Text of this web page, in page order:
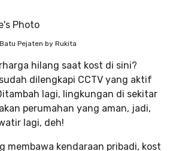
Pejaten by Rukita
hilang saat kost di sini?
dilengkapi CCTV yang aktif
lagi, lingkungan di sekitar
perumahan yang aman, jadi,
lagi, deh!
membawa kendaraan pribadi, kost